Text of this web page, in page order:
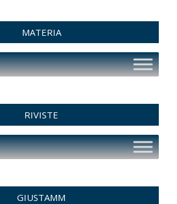
MATERIA
RIVISTE
GIUSTAMM